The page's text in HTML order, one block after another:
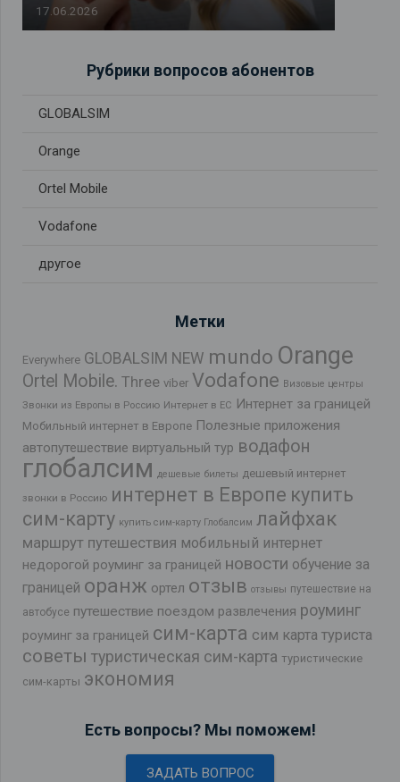
17.06.2026
Рубрики вопросов абонентов
GLOBALSIM
Orange
Ortel Mobile
Vodafone
другое
Метки
Everywhere GLOBALSIM NEW mundo Orange
Ortel Mobile. Three viber Vodafone Визовые центры
Звонки из Европы в Россию Интернет в ЕС Интернет за границей
Мобильный интернет в Европе Полезные приложения
автопутешествие виртуальный тур водафон
глобалсим дешевые билеты дешевый интернет
звонки в Россию интернет в Европе купить
сим-карту купить сим-карту Глобалсим лайфхак
маршрут путешествия мобильный интернет
недорогой роуминг за границей новости обучение за
границей оранж ортел отзыв отзывы путешествие на
автобусе путешествие поездом развлечения роуминг
роуминг за границей сим-карта сим карта туриста
советы туристическая сим-карта туристические
сим-карты экономия
Есть вопросы? Мы поможем!
ЗАДАТЬ ВОПРОС